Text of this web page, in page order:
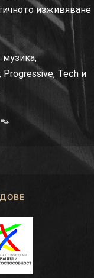
изживяване
музика,
Tech и